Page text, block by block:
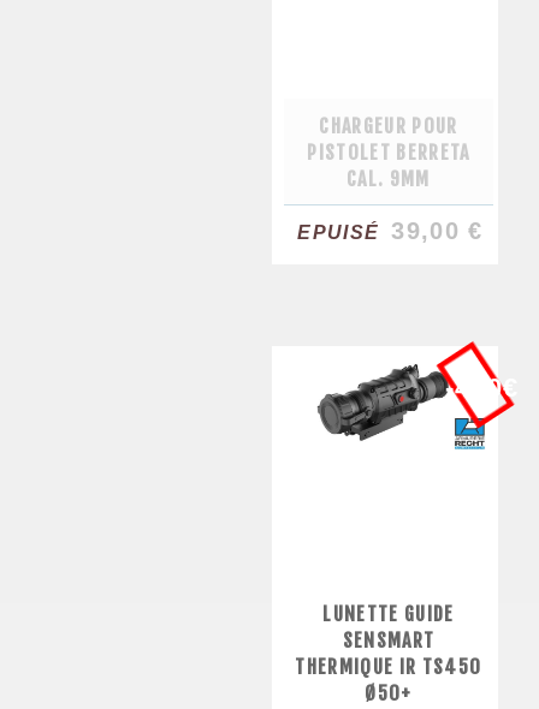
CHARGEUR POUR
PISTOLET BERRETA
CAL. 9MM
EPUISÉ 39,00 €
LUNETTE GUIDE
SENSMART
THERMIQUE IR TS450
Ø50+
-400€